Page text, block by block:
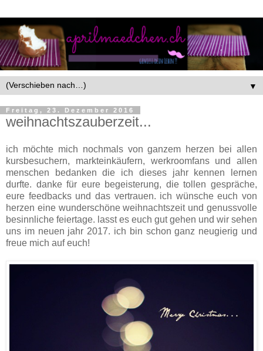
▼
Freitag, 23. Dezember 2016
weihnachtszauberzeit...
ich möchte mich nochmals von ganzem herzen bei allen
kursbesuchern, markteinkäufern, werkroomfans und allen
menschen bedanken die ich dieses jahr kennen lernen
durfte. danke für eure begeisterung, die tollen gespräche,
eure feedbacks und das vertrauen. ich wünsche euch von
herzen eine wunderschöne weihnachtszeit und genussvolle
besinnliche feiertage. lasst es euch gut gehen und wir sehen
uns im neuen jahr 2017. ich bin schon ganz neugierig und
freue mich auf euch!